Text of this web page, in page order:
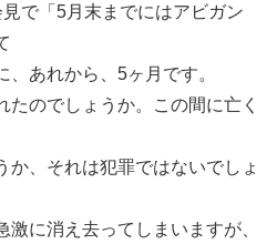
で「5月末までにはアビガン
あれから、5ヶ月です。
たのでしょうか。この間に亡く
か、それは犯罪ではないでしょ
に消え去ってしまいますが、